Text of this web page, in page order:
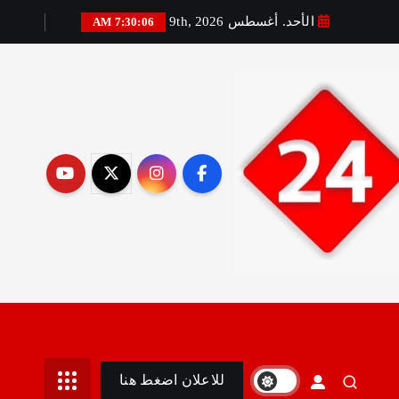
الأحد. أغسطس 9th, 2026 7:30:07 AM
أمين
للاعلان اضغط هنا